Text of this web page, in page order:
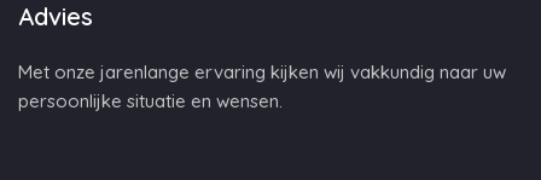
Advies
Met onze jarenlange ervaring kijken wij vakkundig naar uw
persoonlijke situatie en wensen.